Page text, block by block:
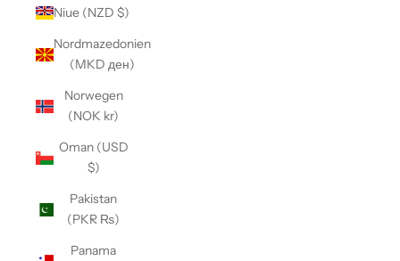
Niue (NZD $)
Nordmazedonien
(MKD ден)
Norwegen
(NOK kr)
Oman (USD
$)
Pakistan
(PKR ₨)
Panama